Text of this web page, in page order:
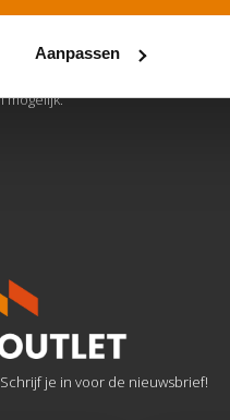
Aanpassen
mogelijk.
je in voor de nieuwsbrief!